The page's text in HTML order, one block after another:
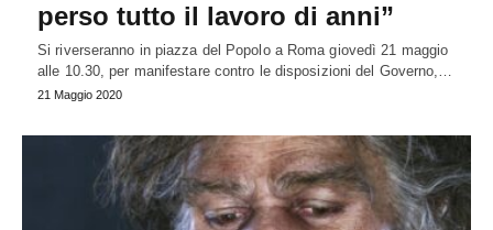
perso tutto il lavoro di anni”
Si riverseranno in piazza del Popolo a Roma giovedì 21 maggio
alle 10.30, per manifestare contro le disposizioni del Governo,…
21 Maggio 2020